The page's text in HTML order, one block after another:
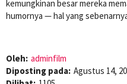
kemungkinan besar mereka
humornya — hal yang
Oleh: adminfilm
Diposting pada: Agustus 14,